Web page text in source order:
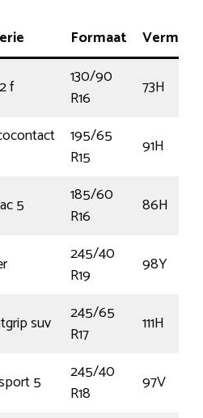
Formaat
f
130/90
R16
73H
195/65
R15
91H
5
185/60
R16
86H
245/40
R19
98Y
suv
245/65
R17
111H
5
245/40
R18
97V